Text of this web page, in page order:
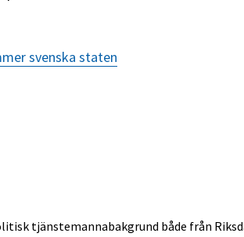
svenska staten
tjänstemannabakgrund både från